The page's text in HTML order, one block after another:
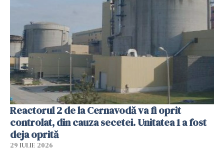
Reactorul 2 de la Cernavodă va fi oprit
controlat, din cauza secetei. Unitatea 1 a fost
deja oprită
29 IULIE 2026